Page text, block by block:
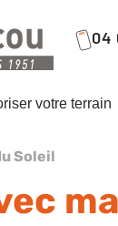
04
votre terrain
Soleil